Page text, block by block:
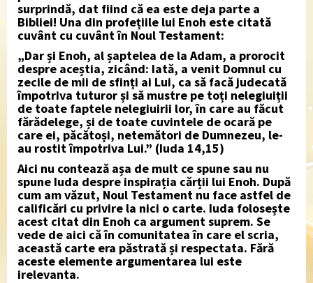
surprindă, dat fiind că ea este deja parte a
Bibliei! Una din profețiile lui Enoh este citată
cuvânt cu cuvânt în Noul Testament:
„Dar și Enoh, al șaptelea de la Adam, a prorocit
despre aceștia, zicând: Iată, a venit Domnul cu
zecile de mii de sfinți ai Lui, ca să facă judecată
împotriva tuturor și să mustre pe toți nelegiuiții
de toate faptele nelegiuirii lor, în care au făcut
fărădelege, și de toate cuvintele de ocară pe
care ei, păcătoși, netemători de Dumnezeu, le-
au rostit împotriva Lui.” (Iuda 14,15)
Aici nu contează așa de mult ce spune sau nu
spune Iuda despre inspirația cărții lui Enoh. După
cum am văzut, Noul Testament nu face astfel de
calificări cu privire la nici o carte. Iuda folosește
acest citat din Enoh ca argument suprem. Se
vede de aici că în comunitatea în care el scria,
această carte era păstrată și respectata. Fără
aceste elemente argumentarea lui este
irelevanta.